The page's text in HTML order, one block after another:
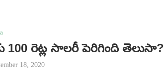
100 రెట్ల సాలరీ పెరిగింది తెలుసా?
18, 2020